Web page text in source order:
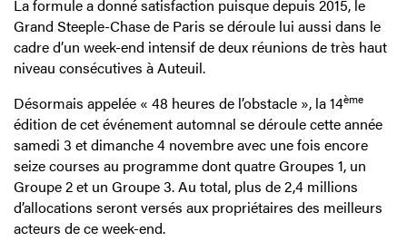
La formule a donné satisfaction puisque depuis 2015, le
Grand Steeple-Chase de Paris se déroule lui aussi dans le
cadre d’un week-end intensif de deux réunions de très haut
niveau consécutives à Auteuil.
Désormais appelée « 48 heures de l’obstacle », la 14ème
édition de cet événement automnal se déroule cette année
samedi 3 et dimanche 4 novembre avec une fois encore
seize courses au programme dont quatre Groupes 1, un
Groupe 2 et un Groupe 3. Au total, plus de 2,4 millions
d’allocations seront versés aux propriétaires des meilleurs
acteurs de ce week-end.